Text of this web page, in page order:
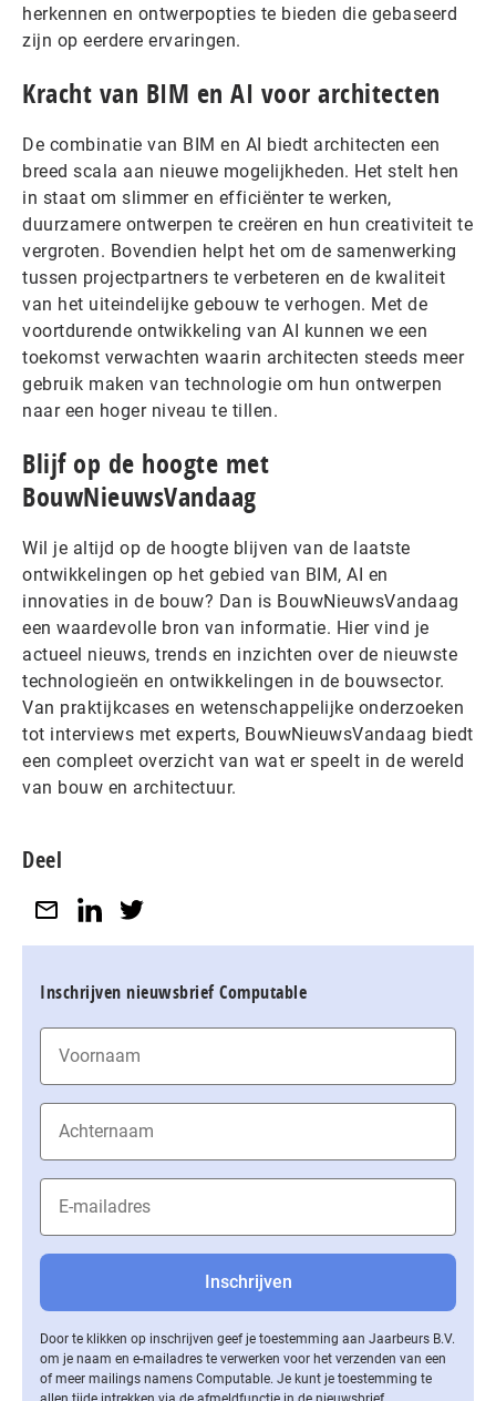
herkennen en ontwerpopties te bieden die gebaseerd
zijn op eerdere ervaringen.
Kracht van BIM en AI voor architecten
De combinatie van BIM en AI biedt architecten een
breed scala aan nieuwe mogelijkheden. Het stelt hen
in staat om slimmer en efficiënter te werken,
duurzamere ontwerpen te creëren en hun creativiteit te
vergroten. Bovendien helpt het om de samenwerking
tussen projectpartners te verbeteren en de kwaliteit
van het uiteindelijke gebouw te verhogen. Met de
voortdurende ontwikkeling van AI kunnen we een
toekomst verwachten waarin architecten steeds meer
gebruik maken van technologie om hun ontwerpen
naar een hoger niveau te tillen.
Blijf op de hoogte met
BouwNieuwsVandaag
Wil je altijd op de hoogte blijven van de laatste
ontwikkelingen op het gebied van BIM, AI en
innovaties in de bouw? Dan is BouwNieuwsVandaag
een waardevolle bron van informatie. Hier vind je
actueel nieuws, trends en inzichten over de nieuwste
technologieën en ontwikkelingen in de bouwsector.
Van praktijkcases en wetenschappelijke onderzoeken
tot interviews met experts, BouwNieuwsVandaag biedt
een compleet overzicht van wat er speelt in de wereld
van bouw en architectuur.
Deel
Inschrijven nieuwsbrief Computable
Door te klikken op inschrijven geef je toestemming aan Jaarbeurs B.V.
om je naam en e-mailadres te verwerken voor het verzenden van een
of meer mailings namens Computable. Je kunt je toestemming te